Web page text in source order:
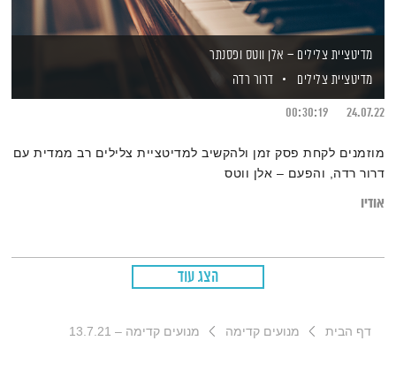
מדיטציית צלילים – אלן ווטס ופסנתר
מדיטציית צלילים
דרור רדה
24.07.22
00:30:19
מוזמנים לקחת פסק זמן ולהקשיב למדיטציית צלילים רב ממדית עם
דרור רדה, והפעם – אלן ווטס
אודיו
הצג עוד
דף הבית מנועים קדימה מנועים קדימה – 13.7.21